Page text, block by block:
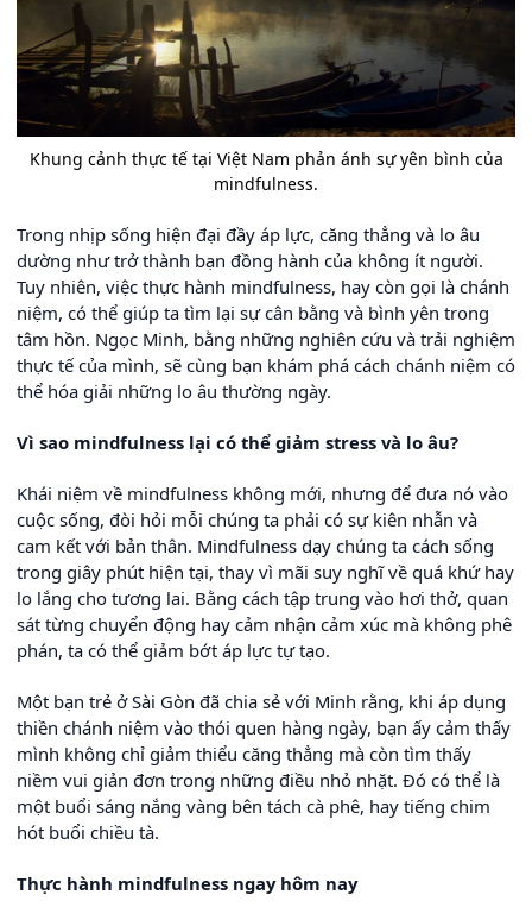
Khung cảnh thực tế tại Việt Nam phản ánh sự yên bình của
mindfulness.
Trong nhịp sống hiện đại đầy áp lực, căng thẳng và lo âu
dường như trở thành bạn đồng hành của không ít người.
Tuy nhiên, việc thực hành mindfulness, hay còn gọi là chánh
niệm, có thể giúp ta tìm lại sự cân bằng và bình yên trong
tâm hồn. Ngọc Minh, bằng những nghiên cứu và trải nghiệm
thực tế của mình, sẽ cùng bạn khám phá cách chánh niệm có
thể hóa giải những lo âu thường ngày.
Vì sao mindfulness lại có thể giảm stress và lo âu?
Khái niệm về mindfulness không mới, nhưng để đưa nó vào
cuộc sống, đòi hỏi mỗi chúng ta phải có sự kiên nhẫn và
cam kết với bản thân. Mindfulness dạy chúng ta cách sống
trong giây phút hiện tại, thay vì mãi suy nghĩ về quá khứ hay
lo lắng cho tương lai. Bằng cách tập trung vào hơi thở, quan
sát từng chuyển động hay cảm nhận cảm xúc mà không phê
phán, ta có thể giảm bớt áp lực tự tạo.
Một bạn trẻ ở Sài Gòn đã chia sẻ với Minh rằng, khi áp dụng
thiền chánh niệm vào thói quen hàng ngày, bạn ấy cảm thấy
mình không chỉ giảm thiểu căng thẳng mà còn tìm thấy
niềm vui giản đơn trong những điều nhỏ nhặt. Đó có thể là
một buổi sáng nắng vàng bên tách cà phê, hay tiếng chim
hót buổi chiều tà.
Thực hành mindfulness ngay hôm nay